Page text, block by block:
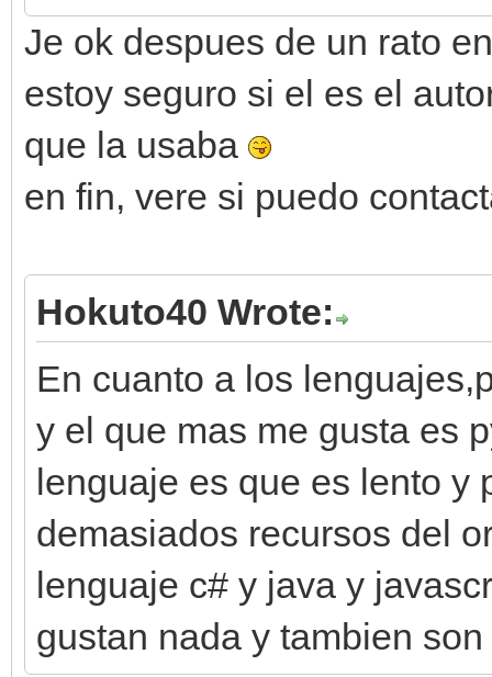
Je ok despues de un rato
estoy seguro si el es el
que la usaba
en fin, vere si puedo
Hokuto40 Wrote:
En cuanto a los
y el que mas me gusta es
lenguaje es que es lento y
demasiados recursos del
lenguaje c# y java y
gustan nada y tambien